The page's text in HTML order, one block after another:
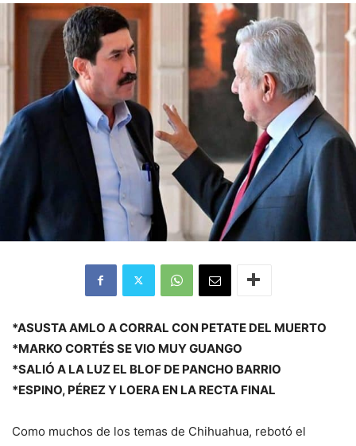
*ASUSTA AMLO A CORRAL CON PETATE DEL MUERTO
*MARKO CORTÉS SE VIO MUY GUANGO
*SALIÓ A LA LUZ EL BLOF DE PANCHO BARRIO
*ESPINO, PÉREZ Y LOERA EN LA RECTA FINAL
Como muchos de los temas de Chihuahua, rebotó el